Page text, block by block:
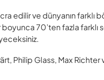
edilir ve dünyanın
70’ten fazla farklı
Philip Glass, Max